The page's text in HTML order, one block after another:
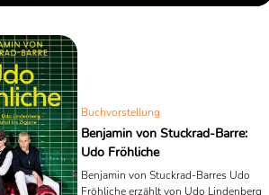
Buchvorstellung
Benjamin von Stuckrad-Barre:
Udo Fröhliche
Benjamin von Stuckrad-Barres Udo
Fröhliche erzählt von Udo Lindenberg